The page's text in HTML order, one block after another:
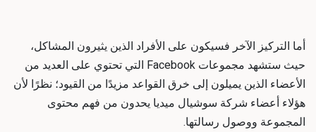
أما التركيز الآخر فسيكون على الأفراد الذين يثيرون المشاكل،
حيث ستشهد مجموعات Facebook التي تحتوي على العديد من
الأعضاء الذين يميلون إلى خرق القواعد مزيدًا من القيود؛ نظرًا لأن
هؤلاء أعضاء شركة سوشيال ميديا يحدون من فهم محتوى
المجموعة ووصول رسالتها.